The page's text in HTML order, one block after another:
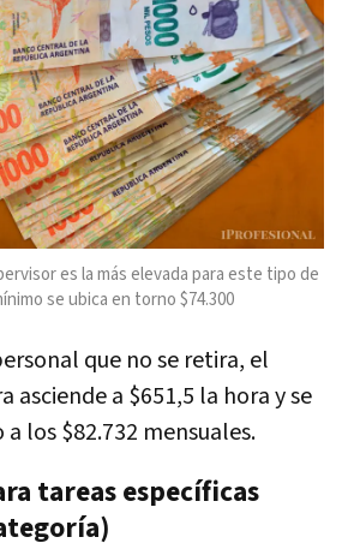
es la más elevada para este tipo de
se ubica en torno $74.300
que no se retira, el
asciende a $651,5 la hora y se
los $82.732 mensuales.
tareas específicas